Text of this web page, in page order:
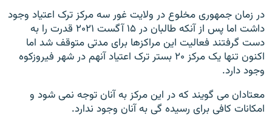
در زمان جمهوری مخلوع در ولایت غور سه مرکز ترک اعتیاد وجود
داشت اما پس از آنکه طالبان در ۱۵ آگست ۲۰۲۱ قدرت را به
دست گرفتند فعالیت این مراکزها برای مدتی متوقف شد اما
اکنون تنها یک مرکز ۲۰ بستر ترک اعتیاد آنهم در شهر فیروزکوه
وجود دارد.
معتادان می گویند که در این مرکز به آنان توجه نمی شود و
امکانات کافی برای رسیده گی به آنان وجود ندارد.